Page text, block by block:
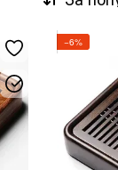
−6%